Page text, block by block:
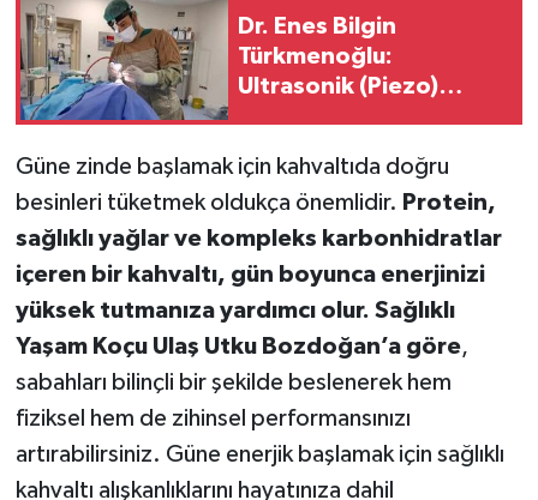
Dr. Enes Bilgin
Türkmenoğlu:
Ultrasonik (Piezo)
Güne zinde başlamak için kahvaltıda doğru
besinleri tüketmek oldukça önemlidir. Protein,
sağlıklı yağlar ve kompleks karbonhidratlar
içeren bir kahvaltı, gün boyunca enerjinizi
yüksek tutmanıza yardımcı olur. Sağlıklı
Yaşam Koçu Ulaş Utku Bozdoğan’a göre,
sabahları bilinçli bir şekilde beslenerek hem
fiziksel hem de zihinsel performansınızı
artırabilirsiniz. Güne enerjik başlamak için sağlıklı
kahvaltı alışkanlıklarını hayatınıza dahil